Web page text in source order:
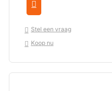
Stel een vraag
Koop nu